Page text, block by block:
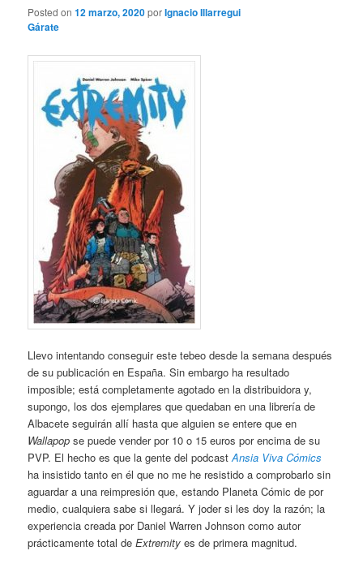
Posted on12 marzo, 2020porIgnacio Illarregui
Gárate
Llevo intentando conseguir este tebeo desde la semana después
de su publicación en España. Sin embargo ha resultado
imposible; está completamente agotado en la distribuidora y,
supongo, los dos ejemplares que quedaban en una librería de
Albacete seguirán allí hasta que alguien se entere que en
Wallapop se puede vender por 10 o 15 euros por encima de su
PVP. El hecho es que la gente del podcastAnsia Viva Cómics
ha insistido tanto en él que no me he resistido a comprobarlo sin
aguardar a una reimpresión que, estando Planeta Cómic de por
medio, cualquiera sabe si llegará. Y joder si les doy la razón; la
experiencia creada por Daniel Warren Johnson como autor
prácticamente total deExtremity es de primera magnitud.